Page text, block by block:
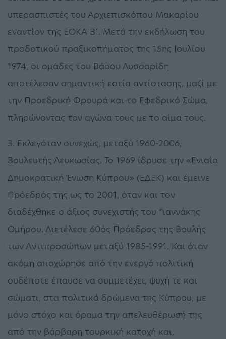
υπερασπιστές του Αρχιεπισκόπου Μακαρίου
εναντίον της ΕΟΚΑ Β΄. Μετά την εκδήλωση του
προδοτικού πραξικοπήματος της 15ης Ιουλίου
1974, οι ομάδες του Βάσου Λυσσαρίδη
αποτέλεσαν σημαντική εστία αντίστασης, μαζί με
την Προεδρική Φρουρά και το Εφεδρικό Σώμα,
πληρώνοντας τον αγώνα τους με το αίμα τους.
3. Εκλεγόταν συνεχώς, μεταξύ 1960-2006,
Βουλευτής Λευκωσίας. Το 1969 ίδρυσε την «Ενιαία
Δημοκρατική Ένωση Κύπρου» (ΕΔΕΚ) και έμεινε
Πρόεδρός της ως το 2001, όταν και τον
διαδέχθηκε ο άξιος συνεχιστής του Γιαννάκης
Ομήρου. Διετέλεσε 60ός Πρόεδρος της Βουλής
των Αντιπροσώπων μεταξύ 1985-1991. Και όταν
ακόμη αποχώρησε από την ενεργό πολιτική
ουδέποτε έπαυσε να συμμετέχει, ψυχή τε και
σώματι, στα πολιτικά δρώμενα της Κύπρου, με
μόνο στόχο και όραμα την απελευθέρωσή της
από την βάρβαρη τουρκική κατοχή και,